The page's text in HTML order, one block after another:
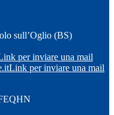
sull’Oglio (BS)
per inviare una mail
Link per inviare una mail